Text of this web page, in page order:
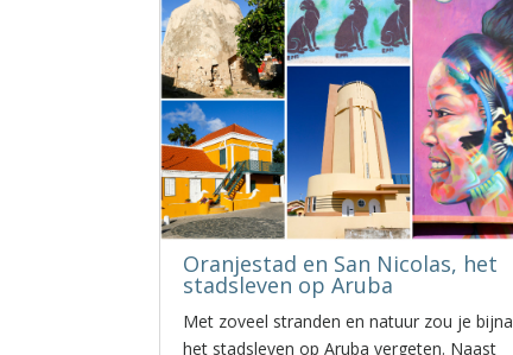
Oranjestad en San Nicolas, het
stadsleven op Aruba
Met zoveel stranden en natuur zou je bijna
het stadsleven op Aruba vergeten. Naast